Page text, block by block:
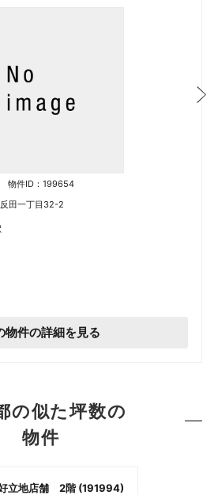
物件ID：199654
田一丁目32-2
物件の詳細を見る
の似た坪数の
物件
立地店舗 2階 (191994)